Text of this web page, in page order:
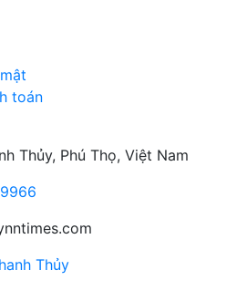
toán
Thủy, Phú Thọ, Việt Nam
Thủy